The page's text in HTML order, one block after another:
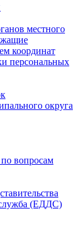
местного
координат
персональных
округа
вопросам
(ЕДДС)